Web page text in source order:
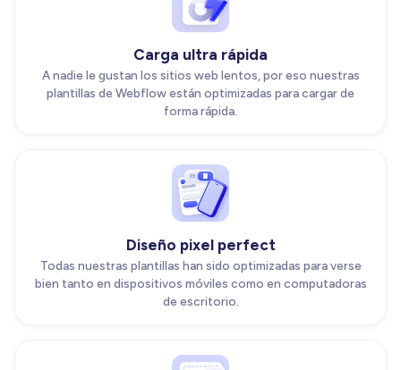
Carga ultra rápida
A nadie le gustan los sitios web lentos, por eso nuestras
plantillas de Webflow están optimizadas para cargar de
forma rápida.
Diseño pixel perfect
Todas nuestras plantillas han sido optimizadas para verse
bien tanto en dispositivos móviles como en computadoras
de escritorio.